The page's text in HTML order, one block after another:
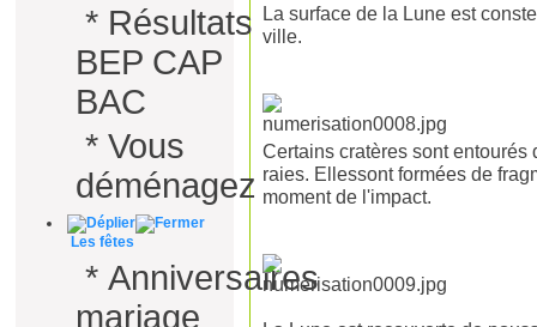
* Résultats
BEP CAP
BAC
* Vous
déménagez
Les fêtes
* Anniversaires
mariage
La surface de la Lune est
ville.
Certains cratères sont
raies. Ellessont formées de
moment de l'impact.